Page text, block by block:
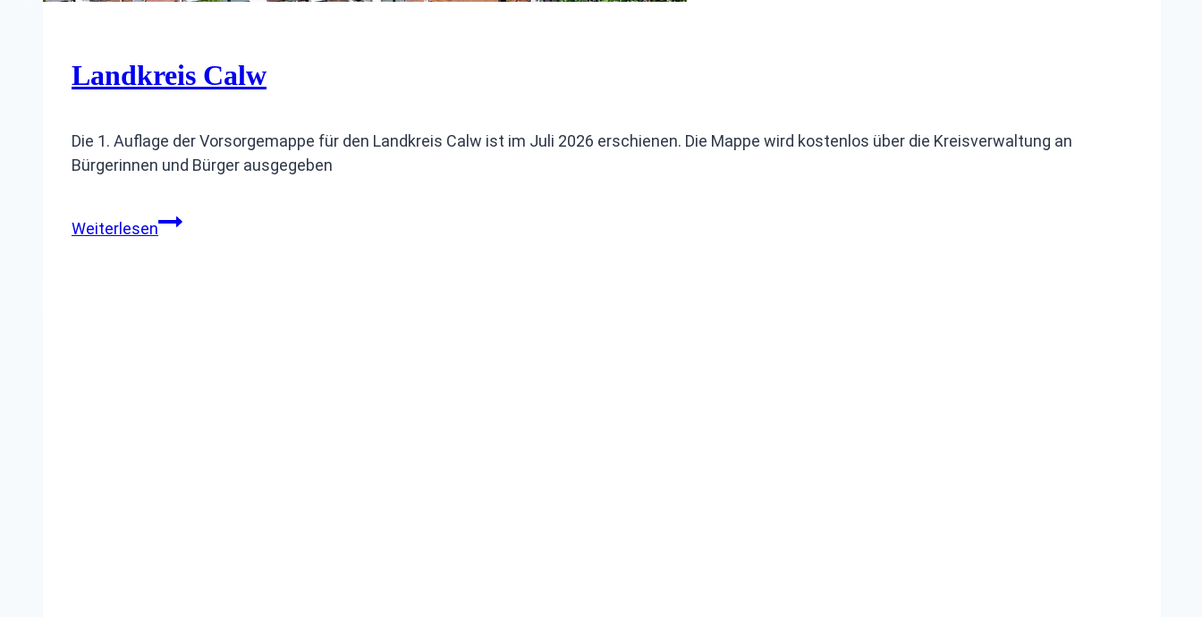
Landkreis Calw
Die 1. Auflage der Vorsorgemappe für den Landkreis Calw ist im Juli 2026 erschienen. Die Mappe wird kostenlos über die Kreisverwaltung an
Bürgerinnen und Bürger ausgegeben
WeiterlesenLandkreis